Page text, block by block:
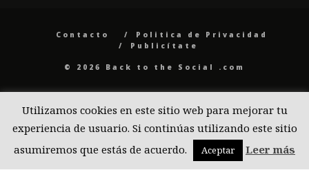
Contacto
Politica de Privacidad
Publicítate
© 2026 Back to the Social .com
Utilizamos cookies en este sitio web para mejorar tu
experiencia de usuario. Si continúas utilizando este sitio
asumiremos que estás de acuerdo.
Aceptar Leer más